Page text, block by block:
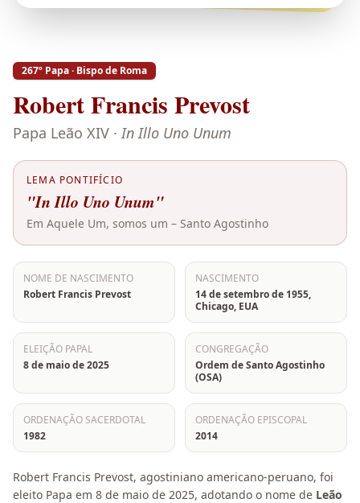
267º Papa · Bispo de Roma
Robert Francis Prevost
Papa Leão XIV · In Illo Uno Unum
LEMA PONTIFÍCIO
"In Illo Uno Unum"
Em Aquele Um, somos um – Santo Agostinho
NOME DE NASCIMENTO
Robert Francis Prevost
NASCIMENTO
14 de setembro de 1955,
Chicago, EUA
ELEIÇÃO PAPAL
8 de maio de 2025
CONGREGAÇÃO
Ordem de Santo Agostinho
(OSA)
ORDENAÇÃO SACERDOTAL
1982
ORDENAÇÃO EPISCOPAL
2014
Robert Francis Prevost, agostiniano americano-peruano, foi
eleito Papa em 8 de maio de 2025, adotando o nome de Leão